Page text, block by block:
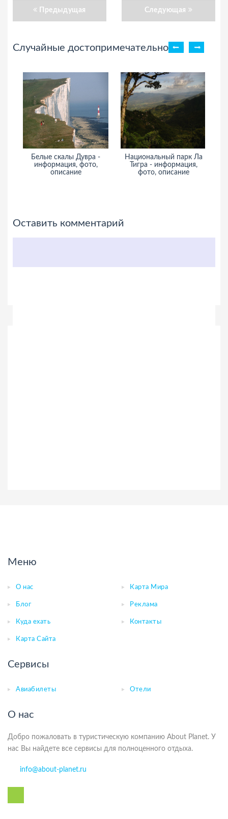
Предыдущая Следующая
Случайные достопримечательности
Белые скалы Дувра -
информация, фото,
описание
Национальный парк Ла
Тигра - информация,
фото, описание
Оставить комментарий
Меню
О нас Карта Мира
Блог Реклама
Куда ехать Контакты
Карта Сайта
Сервисы
Авиабилеты Отели
О нас
Добро пожаловать в туристическую компанию About Planet. У
нас Вы найдете все сервисы для полноценного отдыха.
info@about-planet.ru